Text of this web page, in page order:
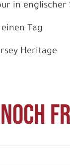
in englischer
Tag
Heritage